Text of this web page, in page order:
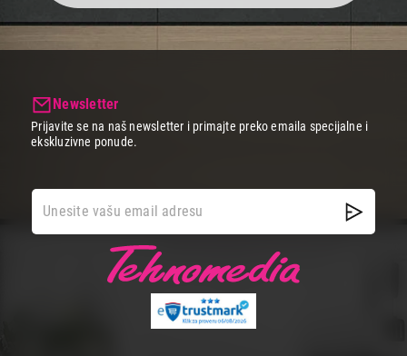
Newsletter
Prijavite se na naš newsletter i primajte preko emaila specijalne i
ekskluzivne ponude.